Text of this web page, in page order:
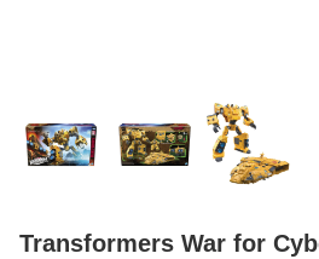
Transformers War for